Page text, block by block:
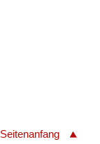
Seitenanfang